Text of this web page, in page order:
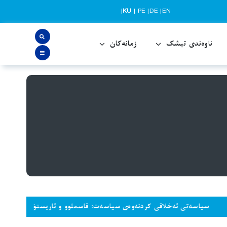
KU| PE |DE |EN
|
ناوەندی تیشک زمانەکان
دەداتەوە و لەژێر چاودێریی گرووپێک لە
ئەخلاقی کردنەوەی سیاسەت: قاسملوو و ئاریستۆ “کەمێک سەر